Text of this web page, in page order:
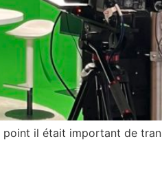
il était important de